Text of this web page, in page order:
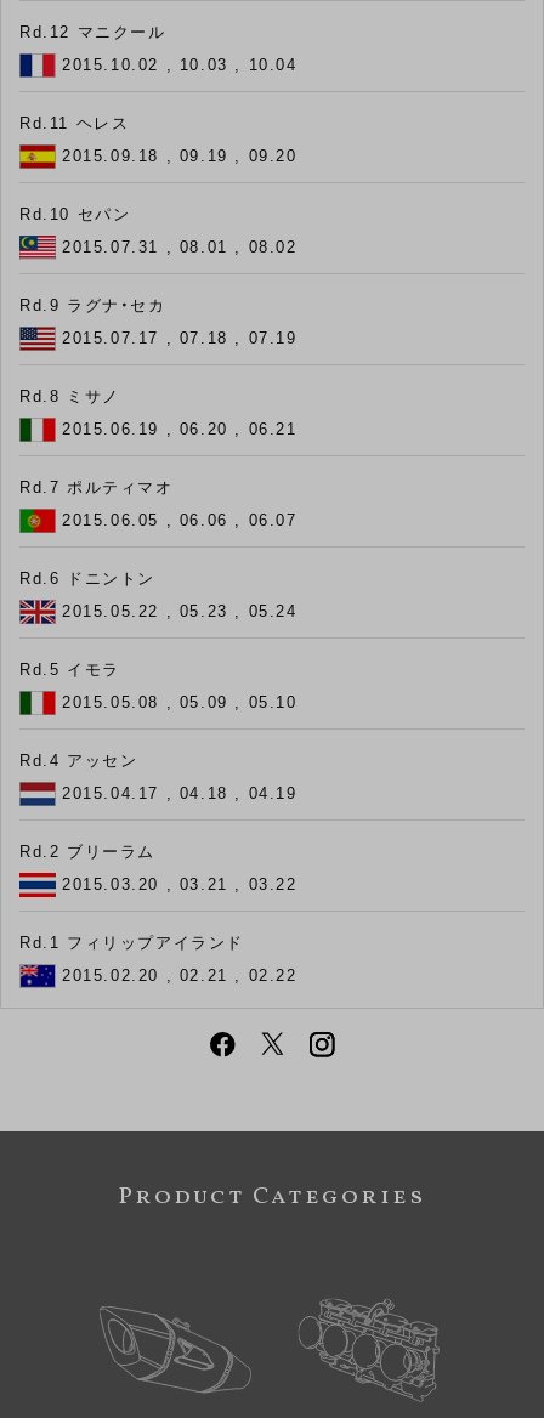
Rd.12 マニクール
2015.10.02 , 10.03 , 10.04
Rd.11 ヘレス
2015.09.18 , 09.19 , 09.20
Rd.10 セパン
2015.07.31 , 08.01 , 08.02
Rd.9 ラグナ・セカ
2015.07.17 , 07.18 , 07.19
Rd.8 ミサノ
2015.06.19 , 06.20 , 06.21
Rd.7 ポルティマオ
2015.06.05 , 06.06 , 06.07
Rd.6 ドニントン
2015.05.22 , 05.23 , 05.24
Rd.5 イモラ
2015.05.08 , 05.09 , 05.10
Rd.4 アッセン
2015.04.17 , 04.18 , 04.19
Rd.2 ブリーラム
2015.03.20 , 03.21 , 03.22
Rd.1 フィリップアイランド
2015.02.20 , 02.21 , 02.22
Product Categories